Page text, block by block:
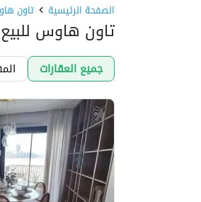
الصفحة الرئيسية تاون
تاون هاوس
جميع العقارات